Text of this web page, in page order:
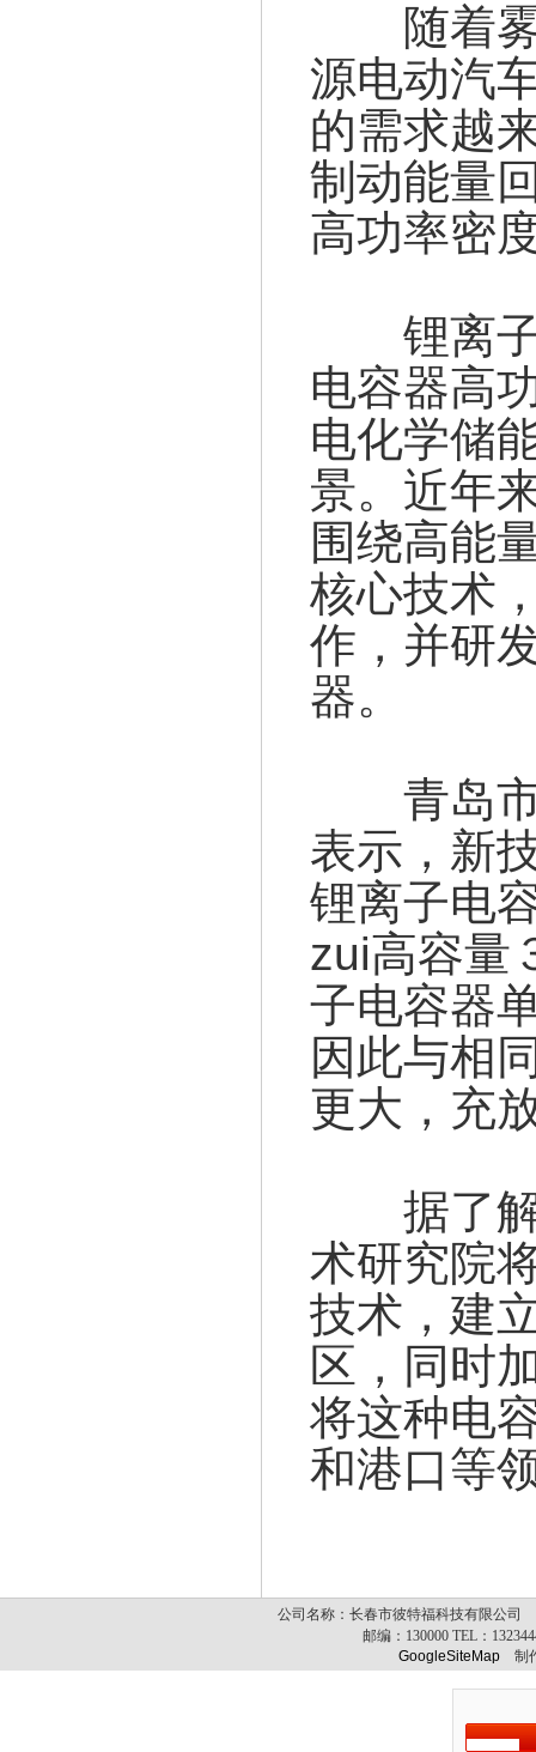
随着雾
源电动汽
的需求越
制动能量
高功率密
锂离子
电容器高
电化学储
景。近年
围绕高能
核心技术
作，并研
器。
青岛市
表示，新
锂离子电
zui高容量
子电容器
因此与相
更大，充
据了解
术研究院
技术，建
区，同时
将这种电
和港口等
公司名称：长春市彼特福科技有限公司
邮编： 130000 TEL：
GoogleSiteMap 制